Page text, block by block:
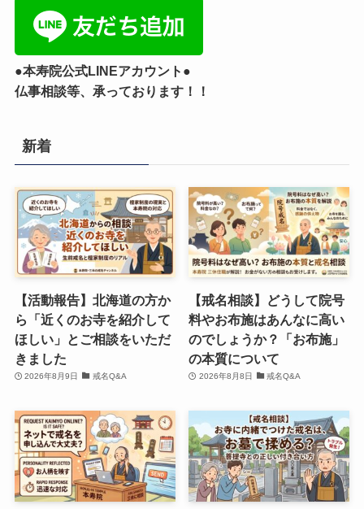
●本寿院公式LINEアカウント●
仏事相談等、承っております！！
新着
【活動報告】北海道の方か
ら「近くのお寺を紹介して
ほしい」とご相談をいただ
きました
2026年8月9日 戒名Q&A
【戒名相談】どうして院号
料やお布施はあんなに高い
のでしょうか？「お布施」
の本質について
2026年8月8日 戒名Q&A